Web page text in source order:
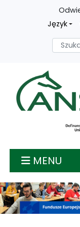
Przejdź
treści
głównej
Przejdź
menu
Przejdź
Przejdź
mapy
strony
Język
Szukaj
MENU